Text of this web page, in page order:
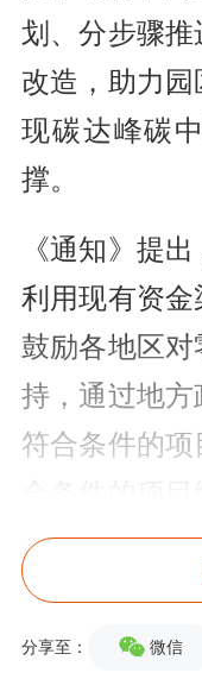
划、分步骤
改造，助力
现碳达峰碳
撑。
《通知》提
利用现有资金
鼓励各地区
持，通过地
符合条件的
合条件的项
持符合条件
区建设。
《通知》明确
分享至： 微信